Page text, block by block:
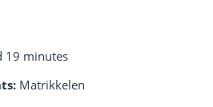
19 minutes
Matrikkelen